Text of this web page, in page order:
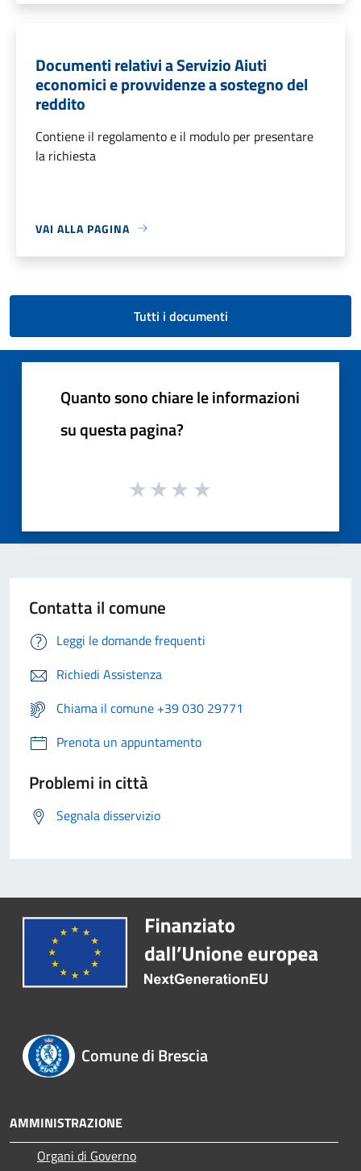
Documenti relativi a Servizio Aiuti
economici e provvidenze a sostegno del
reddito
Contiene il regolamento e il modulo per presentare
la richiesta
VAI ALLA PAGINA
Tutti i documenti
Quanto sono chiare le informazioni
su questa pagina?
Contatta il comune
Leggi le domande frequenti
Richiedi Assistenza
Chiama il comune +39 030 29771
Prenota un appuntamento
Problemi in città
Segnala disservizio
Comune di Brescia
AMMINISTRAZIONE
Organi di Governo